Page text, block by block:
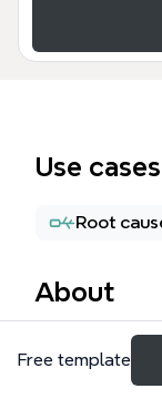
Use cases
Root
About
LỐI TÍN HIỆU
nhân viên hỗ
Free template